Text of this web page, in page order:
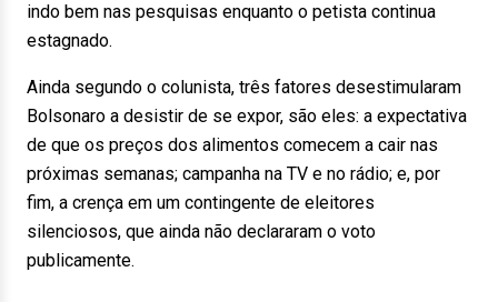
indo bem nas pesquisas enquanto o petista continua
estagnado.
Ainda segundo o colunista, três fatores desestimularam
Bolsonaro a desistir de se expor, são eles: a expectativa
de que os preços dos alimentos comecem a cair nas
próximas semanas; campanha na TV e no rádio; e, por
fim, a crença em um contingente de eleitores
silenciosos, que ainda não declararam o voto
publicamente.